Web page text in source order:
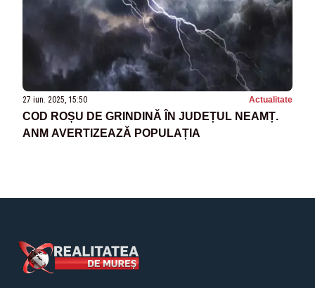
27 iun. 2025, 15:50 Actualitate
COD ROȘU DE GRINDINĂ ÎN JUDEȚUL NEAMȚ.
ANM AVERTIZEAZĂ POPULAȚIA